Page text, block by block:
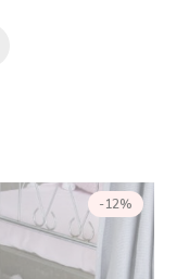
-12%